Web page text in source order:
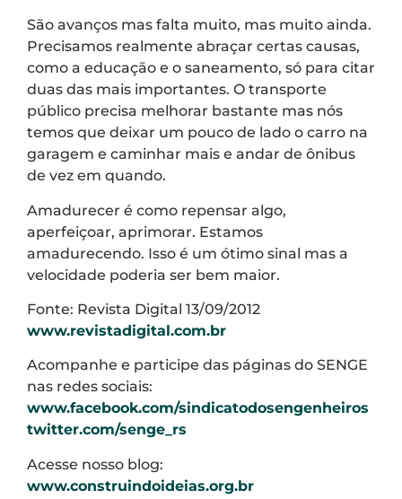
São avanços mas falta muito, mas muito ainda.
Precisamos realmente abraçar certas causas,
como a educação e o saneamento, só para citar
duas das mais importantes. O transporte
público precisa melhorar bastante mas nós
temos que deixar um pouco de lado o carro na
garagem e caminhar mais e andar de ônibus
de vez em quando.
Amadurecer é como repensar algo,
aperfeiçoar, aprimorar. Estamos
amadurecendo. Isso é um ótimo sinal mas a
velocidade poderia ser bem maior.
Fonte: Revista Digital 13/09/2012
www.revistadigital.com.br
Acompanhe e participe das páginas do SENGE
nas redes sociais:
www.facebook.com/sindicatodosengenheiros
twitter.com/senge_rs
Acesse nosso blog:
www.construindoideias.org.br